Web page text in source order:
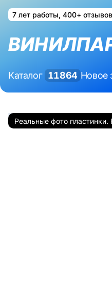
7 лет работы, 400+ отзывов
Каталог 11864 Новое
Реальные фото